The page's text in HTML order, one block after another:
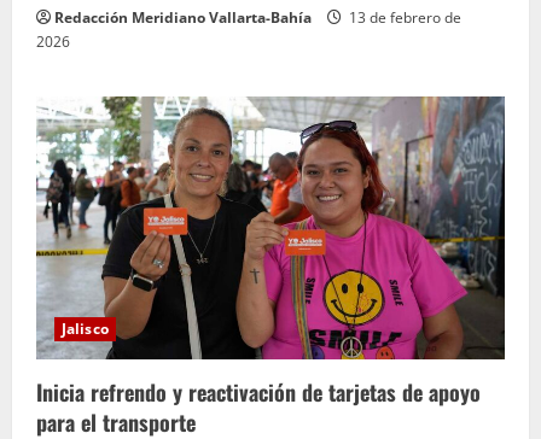
Redacción Meridiano Vallarta-Bahía
13 de febrero de
2026
Jalisco
Inicia refrendo y reactivación de tarjetas de apoyo
para el transporte